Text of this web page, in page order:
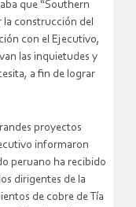
que “Southern
la construcción del
con el Ejecutivo,
las inquietudes y
a fin de lograr
proyectos
informaron
peruano ha recibido
dirigentes de la
de cobre de Tía